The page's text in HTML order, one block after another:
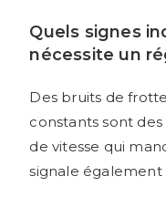
Quels signes
nécessite un
Des bruits de
constants sont des
de vitesse qui
signale également